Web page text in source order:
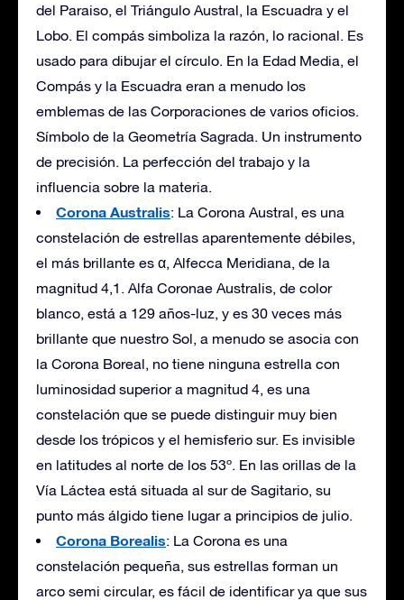
del Paraiso, el Triángulo Austral, la Escuadra y el
Lobo. El compás simboliza la razón, lo racional. Es
usado para dibujar el círculo. En la Edad Media, el
Compás y la Escuadra eran a menudo los
emblemas de las Corporaciones de varios oficios.
Símbolo de la Geometría Sagrada. Un instrumento
de precisión. La perfección del trabajo y la
influencia sobre la materia.
Corona Australis: La Corona Austral, es una
constelación de estrellas aparentemente débiles,
el más brillante es α, Alfecca Meridiana, de la
magnitud 4,1. Alfa Coronae Australis, de color
blanco, está a 129 años-luz, y es 30 veces más
brillante que nuestro Sol, a menudo se asocia con
la Corona Boreal, no tiene ninguna estrella con
luminosidad superior a magnitud 4, es una
constelación que se puede distinguir muy bien
desde los trópicos y el hemisferio sur. Es invisible
en latitudes al norte de los 53º. En las orillas de la
Vía Láctea está situada al sur de Sagitario, su
punto más álgido tiene lugar a principios de julio.
Corona Borealis: La Corona es una
constelación pequeña, sus estrellas forman un
arco semi circular, es fácil de identificar ya que sus